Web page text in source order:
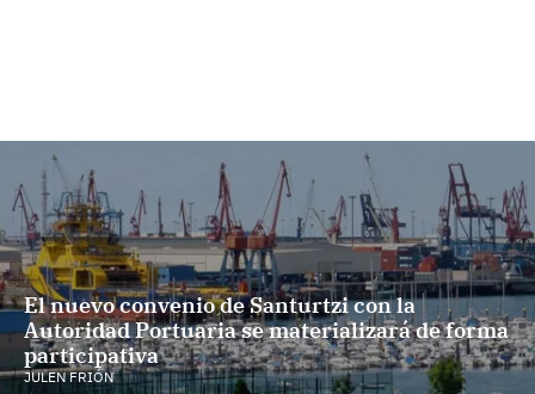
El nuevo convenio de Santurtzi con la
Autoridad Portuaria se materializará de forma
participativa
JULEN FRIÓN